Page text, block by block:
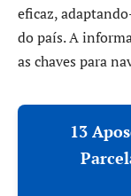
eficaz,
do país. A
as chaves para
13